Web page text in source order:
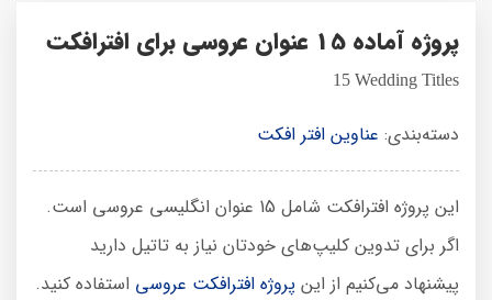
پروژه آماده 15 عنوان عروسی برای افترافکت
15 Wedding Titles
دسته‌بندی: عناوین افتر افکت
این پروژه افترافکت شامل 15 عنوان انگلیسی عروسی است.
اگر برای تدوین کلیپ‌های خودتان نیاز به تاتیل دارید
پیشنهاد می‌کنیم از این پروژه افترافکت عروسی استفاده کنید.